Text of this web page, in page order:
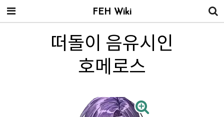
떠돌이 음유시인
호메로스
FEH Wiki